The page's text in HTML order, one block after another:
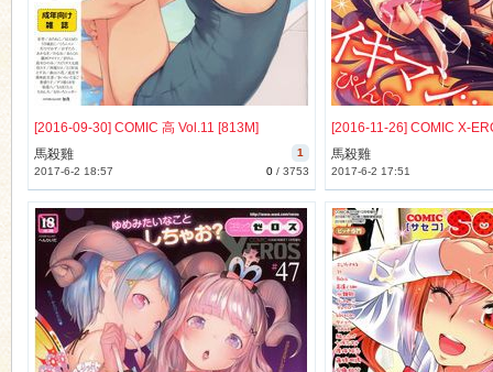
[2016-09-30] COMIC 高 Vol.11 [813M]
1
馬殺雞
0/ 3753
2017-6-2 18:57
馬殺雞
2017-6-2 17:51